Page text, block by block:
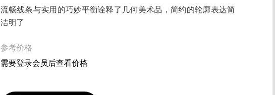
流畅线条与实用的巧妙平衡诠释了几何美术品，简约的轮廓表达简
洁明了
参考价格
需要登录会员后查看价格